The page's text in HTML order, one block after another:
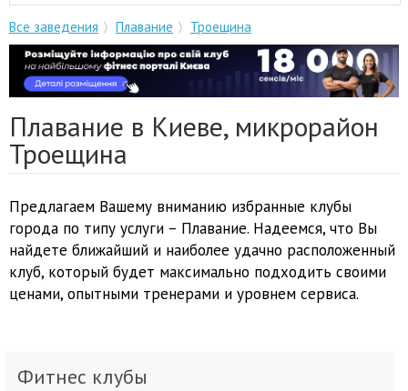
Все заведения Плавание Троещина
Плавание в Киеве, микрорайон
Троещина
Предлагаем Вашему вниманию избранные клубы
города по типу услуги – Плавание. Надеемся, что Вы
найдете ближайший и наиболее удачно расположенный
клуб, который будет максимально подходить своими
ценами, опытными тренерами и уровнем сервиса.
Фитнес клубы